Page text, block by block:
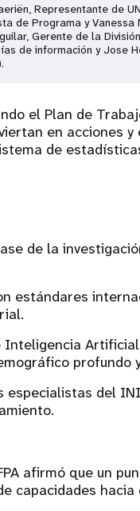
Representante de
de Programa y
Gerente de la
de información y Jose
el Plan de
en acciones
de
de la
estándares
Inteligencia
profundo
del
afirmó que un
capacidades